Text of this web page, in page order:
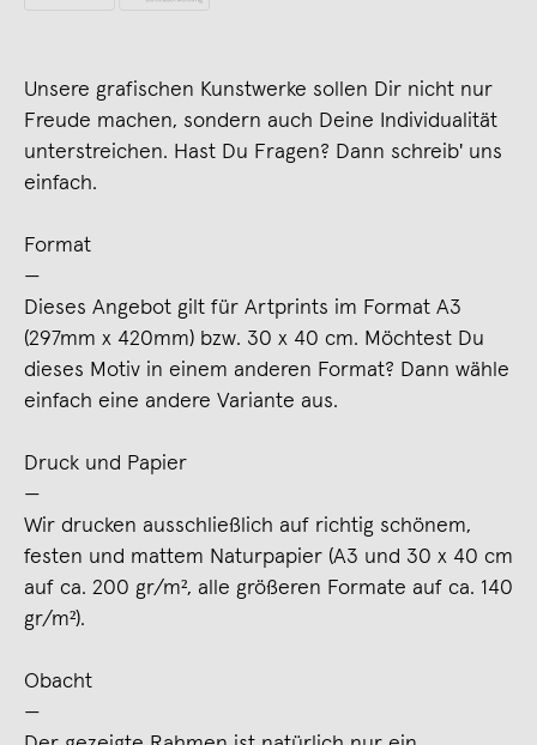
Unsere grafischen Kunstwerke sollen Dir nicht nur
Freude machen, sondern auch Deine Individualität
unterstreichen. Hast Du Fragen? Dann schreib' uns
einfach.
Format
—
Dieses Angebot gilt für Artprints im Format A3
(297mm x 420mm) bzw. 30 x 40 cm. Möchtest Du
dieses Motiv in einem anderen Format? Dann wähle
einfach eine andere Variante aus.
Druck und Papier
—
Wir drucken ausschließlich auf richtig schönem,
festen und mattem Naturpapier (A3 und 30 x 40 cm
auf ca. 200 gr/m², alle größeren Formate auf ca. 140
gr/m²).
Obacht
—